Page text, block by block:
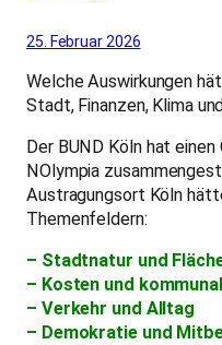
25. Februar 2026
Welche Auswirkungen
Stadt, Finanzen, Klima
Der BUND Köln hat
NOlympia
Austragungsort Köln
Themenfeldern:
– Stadtnatur und
– Kosten und
– Verkehr und Alltag
– Demokratie und